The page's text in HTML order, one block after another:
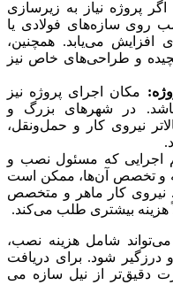
اگر پروژه نیاز به زیرسازی
روی سازه‌های فولادی یا
افزایش می‌یابد. همچنین،
و طراحی‌های خاص نیز
مکان اجرای پروژه نیز
باشد. در شهرهای بزرگ و
نیروی کار و حمل‌ونقل،
اجرایی که مسئول نصب و
و تخصص آن‌ها، ممکن است
نیروی کار ماهر و متخصص
هزینه بیشتری طلب می‌کند.
شامل هزینه نصب،
درزگیر شود. برای دریافت
دقیق‌تر از نیل سازه می